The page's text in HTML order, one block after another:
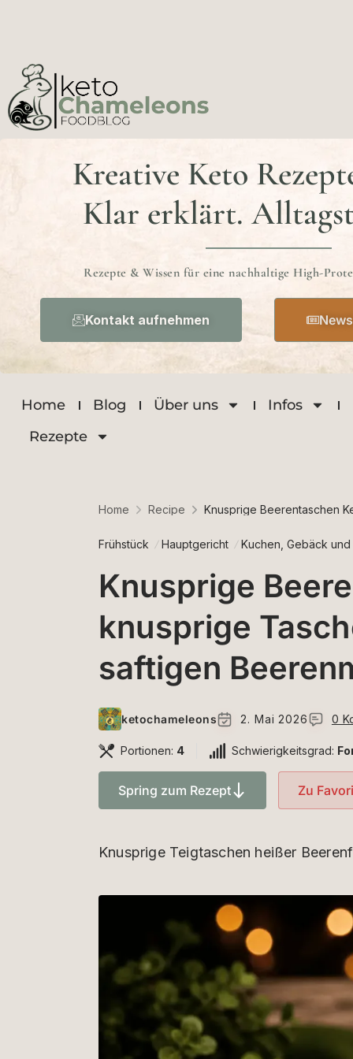
Kreative Keto
Klar erklärt.
Rezepte & Wissen für eine nachhaltige High-
Kontakt aufnehmen
Home Blog Über uns Infos
Rezepte
Home Recipe Knusprige Beerentaschen
Frühstück Hauptgericht Kuchen, Gebäck
Knusprige
knusprige
saftigen
ketochameleons 2. Mai 2026 0
Portionen: 4 Schwierigkeitsgrad:
Spring zum Rezept Zu
Knusprige Teigtaschen heißer